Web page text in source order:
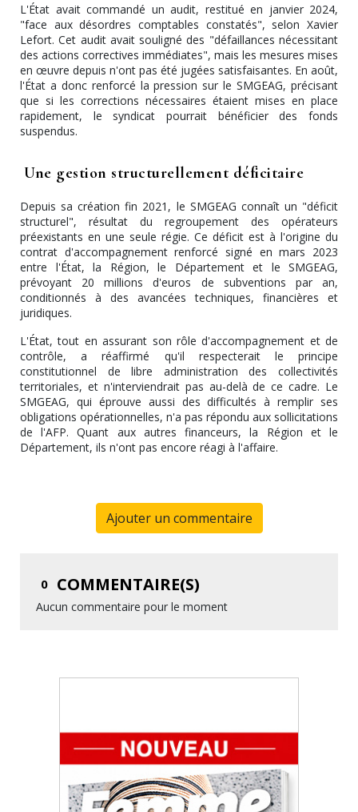
L'État avait commandé un audit, restitué en janvier 2024,
"face aux désordres comptables constatés", selon Xavier
Lefort. Cet audit avait souligné des "défaillances nécessitant
des actions correctives immédiates", mais les mesures mises
en œuvre depuis n'ont pas été jugées satisfaisantes. En août,
l'État a donc renforcé la pression sur le SMGEAG, précisant
que si les corrections nécessaires étaient mises en place
rapidement, le syndicat pourrait bénéficier des fonds
suspendus.
Une gestion structurellement déficitaire
Depuis sa création fin 2021, le SMGEAG connaît un "déficit
structurel", résultat du regroupement des opérateurs
préexistants en une seule régie. Ce déficit est à l'origine du
contrat d'accompagnement renforcé signé en mars 2023
entre l'État, la Région, le Département et le SMGEAG,
prévoyant 20 millions d'euros de subventions par an,
conditionnés à des avancées techniques, financières et
juridiques.
L'État, tout en assurant son rôle d'accompagnement et de
contrôle, a réaffirmé qu'il respecterait le principe
constitutionnel de libre administration des collectivités
territoriales, et n'interviendrait pas au-delà de ce cadre. Le
SMGEAG, qui éprouve aussi des difficultés à remplir ses
obligations opérationnelles, n'a pas répondu aux sollicitations
de l'AFP. Quant aux autres financeurs, la Région et le
Département, ils n'ont pas encore réagi à l'affaire.
Ajouter un commentaire
0 COMMENTAIRE(S)
Aucun commentaire pour le moment